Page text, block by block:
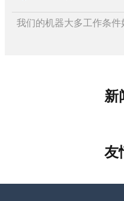
我们的机器大多工作条件
新
友